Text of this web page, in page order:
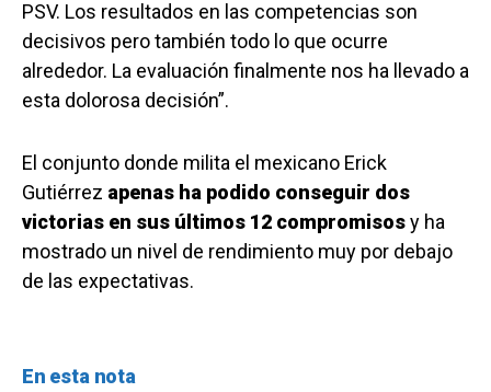
PSV. Los resultados en las competencias son
decisivos pero también todo lo que ocurre
alrededor. La evaluación finalmente nos ha llevado a
esta dolorosa decisión”.
El conjunto donde milita el mexicano Erick
Gutiérrez apenas ha podido conseguir dos
victorias en sus últimos 12 compromisosy ha
mostrado un nivel de rendimiento muy por debajo
de las expectativas.
En esta nota